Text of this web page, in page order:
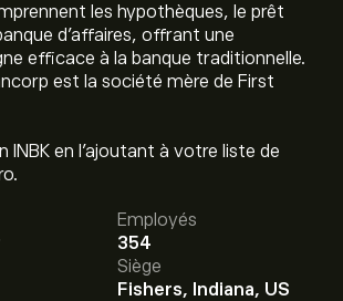
les hypothèques, le prêt
d'affaires, offrant une
efficace à la banque traditionnelle.
est la société mère de First
INBK en l'ajoutant à votre liste de
Employés
354
Siège
Fishers, Indiana, US
l'action INBK est de 28.73‎$‎.
pour l'action First Internet Bancorp
sur eToro pour obtenir
des analystes et les prix cibles.